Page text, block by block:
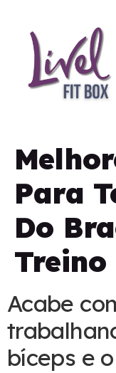
Para
Do
Treino
Acabe
bíceps e